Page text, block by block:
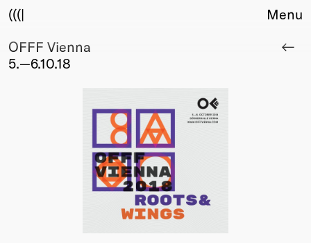
(((|
About
Club
Menu
OFFF Vienna
5.—6.10.18